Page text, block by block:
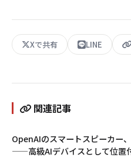
Xで共有 LINE
関連記事
OpenAIのスマートスピーカー
——高級AIデバイスとして位置